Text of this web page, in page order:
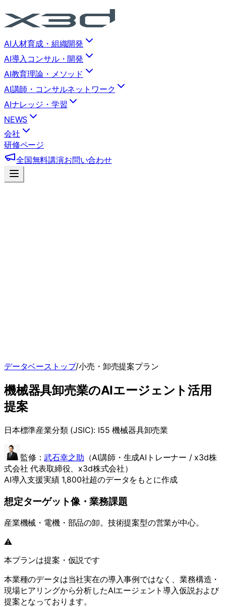
AI人材育成・組織開発
AI導入コンサル・開発
AI教育理論・メソッド
AI講師・コンサルネットワーク
AIナレッジ・学習
NEWS
会社
研修ページ
全国無料講演お問い合わせ
データベーストップ/小売・卸売提案プラン
機械器具卸売業のAIエージェント活用
提案
日本標準産業分類 (JSIC): I55 機械器具卸売業
監修：武石幸之助 （AI講師・生成AIトレーナー / x3d株
式会社 代表取締役 、x3d株式会社）
AI導入支援実績 1,800社超のデータをもとに作成
想定ターゲット像・業務課題
産業機械・電機・部品の卸。技術提案型の営業が中心。
⚠️
本プランは提案・仮説です
本業種のデータは当社実在の導入事例ではなく、業務構造・
現場ヒアリングから分析したAIエージェント導入仮説および
提案となっております。